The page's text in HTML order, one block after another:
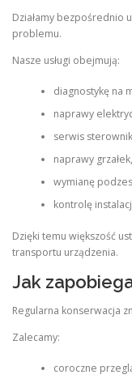
Działamy bezpośrednio
problemu.
Nasze usługi obejmują:
diagnostykę na
naprawy
serwis
naprawy grzałek,
wymianę
kontrolę
Dzięki temu większość
transportu urządzenia.
Jak
Regularna konserwacja
Zalecamy:
coroczne